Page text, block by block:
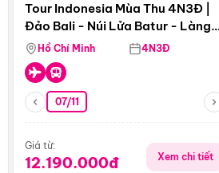
Tour Indonesia Mùa Thu 4N3Đ |
Đảo Bali - Núi Lửa Batur - Làng
Penglipuran
Hồ Chí Minh 4N3Đ
07/11
Giá từ:
12.190.000đ Xem chi tiết